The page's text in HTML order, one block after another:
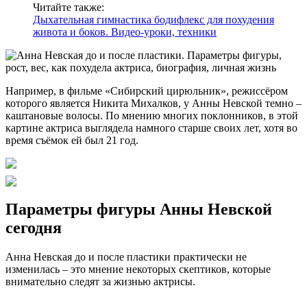
Читайте также:
Дыхательная гимнастика бодифлекс для похудения
живота и боков. Видео-уроки, техники
Например, в фильме «Сибирский цирюльник», режиссёром
которого является Никита Михалков, у Анны Невской темно –
каштановые волосы. По мнению многих поклонников, в этой
картине актриса выглядела намного старше своих лет, хотя во
время съёмок ей был 21 год.
Параметры фигуры Анны Невской
сегодня
Анна Невская до и после пластики практически не
изменилась – это мнение некоторых скептиков, которые
внимательно следят за жизнью актрисы.